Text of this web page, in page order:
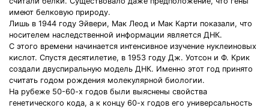
имеют белковую природу.
Лишь в 1944 году Эйвери, Мак Леод и Мак Карти показали, что
носителем наследственной информации является ДНК.
С этого времени начинается интенсивное изучение нуклеиновых
кислот. Спустя десятилетие, в 1953 году Дж. Уотсон и Ф. Крик
создали двуспиральную модель ДНК. Именно этот год принято
считать годом рождения молекулярной биологии.
На рубеже 50-60-х годов были выяснены свойства
генетического кода, а к концу 60-х годов его универсальность